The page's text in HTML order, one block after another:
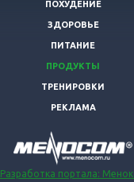
ПОХУДЕНИЕ
ЗДОРОВЬЕ
ПИТАНИЕ
ПРОДУКТЫ
ТРЕНИРОВКИ
РЕКЛАМА
Разработка портала: